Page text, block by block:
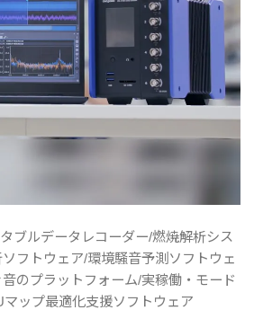
ブルデータレコーダー/燃焼解析シス
フトウェア/環境騒音予測ソフトウェ
のプラットフォーム/実稼働・モード
ップ最適化支援ソフトウェア